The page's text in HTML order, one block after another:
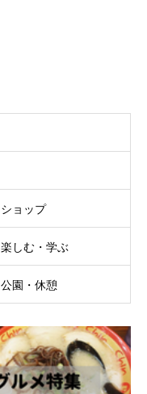
ショップ
楽しむ・学ぶ
公園・休憩